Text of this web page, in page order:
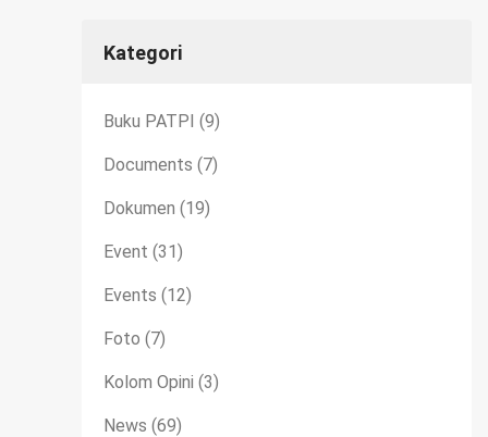
Kategori
Buku PATPI (9)
Documents (7)
Dokumen (19)
Event (31)
Events (12)
Foto (7)
Kolom Opini (3)
News (69)